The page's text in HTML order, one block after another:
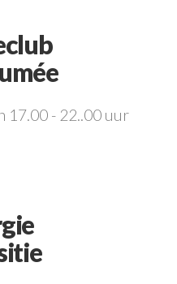
17.00 - 22..00 uur